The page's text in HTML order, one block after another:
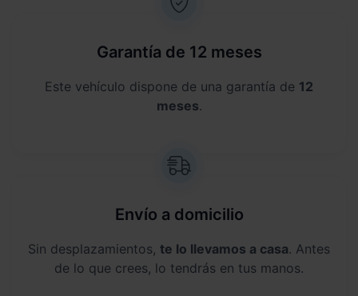
Garantía de 12 meses
Este vehículo dispone de una garantía de 12
meses.
Envío a domicilio
Sin desplazamientos, te lo llevamos a casa. Antes
de lo que crees, lo tendrás en tus manos.